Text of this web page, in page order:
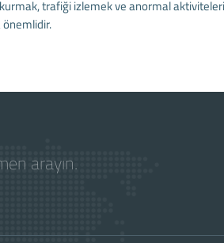
kurmak, trafiği izlemek ve anormal
önemlidir.
arayın.